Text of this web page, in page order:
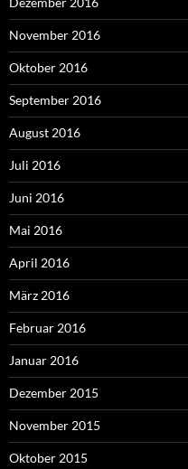
November 2016
Oktober 2016
September 2016
August 2016
Juli 2016
Juni 2016
Mai 2016
April 2016
März 2016
Februar 2016
Januar 2016
Dezember 2015
November 2015
Oktober 2015